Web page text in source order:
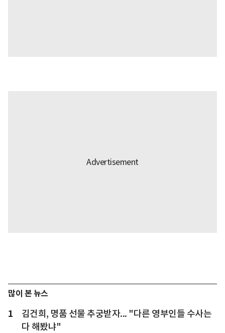
많이 본 뉴스
1
김건희, 명품 선물 추궁받자... "다른 영부인들 수사는
다 해봤냐"